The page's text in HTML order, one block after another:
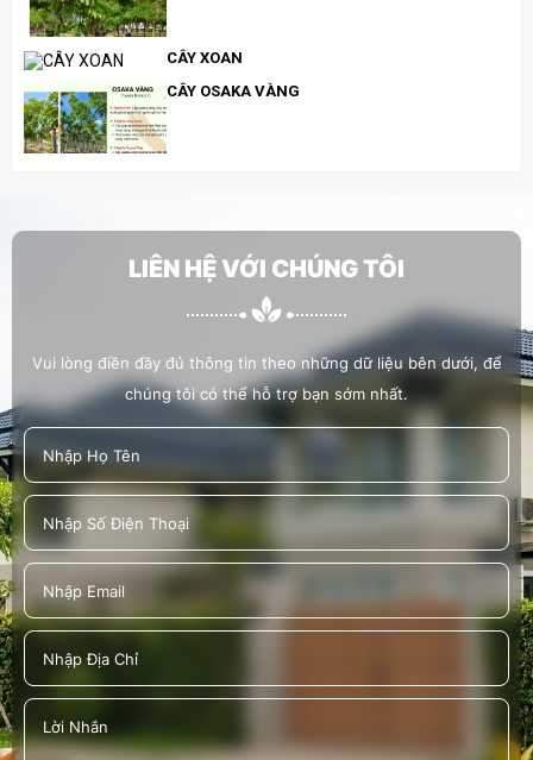
CÂY XOAN
CÂY OSAKA VÀNG
CÂY BẰNG LĂNG TÍM
LIÊN HỆ VỚI CHÚNG TÔI
Vui lòng điền đầy đủ thông tin theo những dữ liệu bên dưới, để
chúng tôi có thể hỗ trợ bạn sớm nhất.